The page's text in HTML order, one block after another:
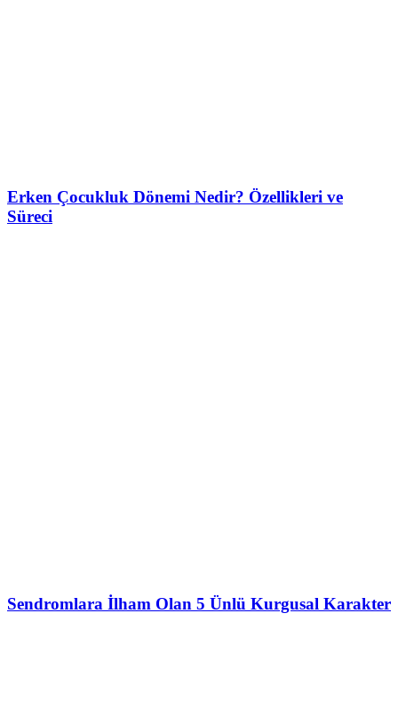
Erken Çocukluk Dönemi Nedir? Özellikleri ve
Süreci
Sendromlara İlham Olan 5 Ünlü Kurgusal Karakter